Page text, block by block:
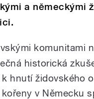
a německými
komunitami
historická
hnutí židovského
v Německu